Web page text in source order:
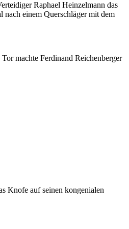
Raphael Heinzelmann das
einem Querschläger mit dem
machte Ferdinand Reichenberger
Knofe auf seinen kongenialen